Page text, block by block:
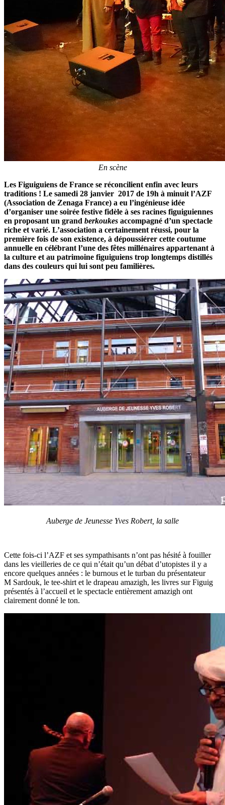
En scène
Les Figuiguiens de France se réconcilient enfin avec leurs
traditions ! Le samedi 28 janvier 2017 de 19h à minuit l’AZF
(Association de Zenaga France) a eu l’ingénieuse idée
d’organiser une soirée festive fidèle à ses racines figuiguiennes
en proposant un grand berkoukes accompagné d’un spectacle
riche et varié. L’association a certainement réussi, pour la
première fois de son existence, à dépoussiérer cette coutume
annuelle en célébrant l’une des fêtes millénaires appartenant à
la culture et au patrimoine figuiguiens trop longtemps distillés
dans des couleurs qui lui sont peu familières.
Auberge de Jeunesse Yves Robert, la salle
Cette fois-ci l’AZF et ses sympathisants n’ont pas hésité à fouiller
dans les vieilleries de ce qui n’était qu’un débat d’utopistes il y a
encore quelques années : le burnous et le turban du présentateur
M Sardouk, le tee-shirt et le drapeau amazigh, les livres sur Figuig
présentés à l’accueil et le spectacle entièrement amazigh ont
clairement donné le ton.